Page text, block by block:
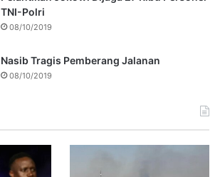
TNI-Polri
08/10/2019
Nasib Tragis Pemberang Jalanan
08/10/2019